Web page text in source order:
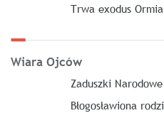
Trwa exodus
Wiara Ojców
Zaduszki Narodowe
Błogosławiona